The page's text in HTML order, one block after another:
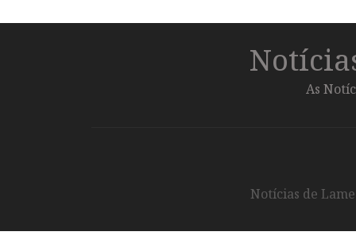
As
Notícias de